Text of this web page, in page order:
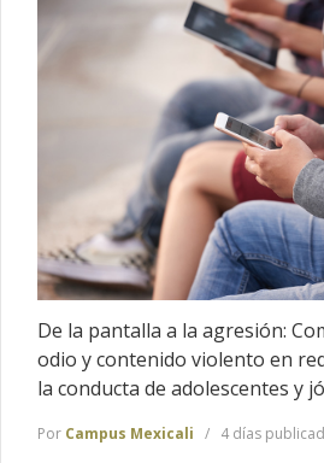
De la pantalla a la agresión:
odio y contenido violento en
la conducta de adolescentes y
Por Campus Mexicali 4 días